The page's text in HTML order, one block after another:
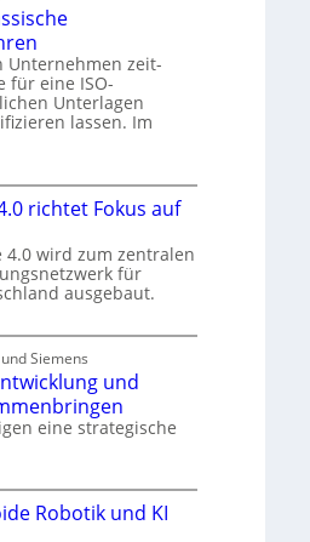
Unternehmen zeit-
für eine ISO-
Unterlagen
lassen. Im
richtet Fokus auf
wird zum zentralen
für
ausgebaut.
Siemens
und
eine strategische
Robotik und KI